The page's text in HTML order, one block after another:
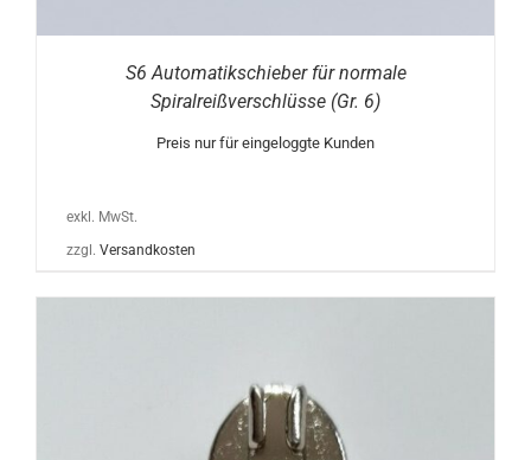
S6 Automatikschieber für normale
Spiralreißverschlüsse (Gr. 6)
Preis nur für eingeloggte Kunden
exkl. MwSt.
zzgl. Versandkosten